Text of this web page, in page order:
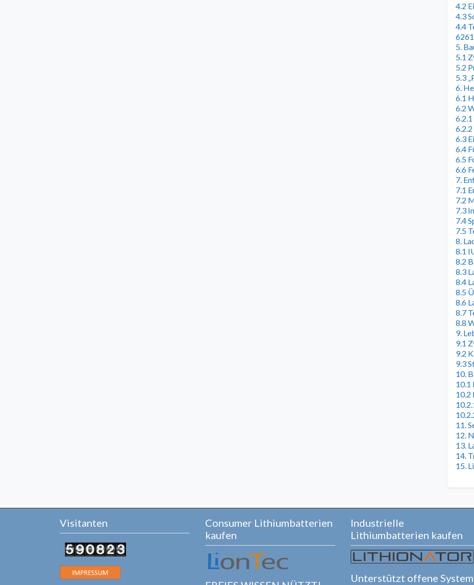
4.2
4.3
4.4
5.
5.1
5.2
5.3
6.
6.1
6.2
6.3
6.4
6.5
6.6
7.
7.1
7.2
7.3
7.4
7.5
8.
8.1
8.2
8.3
8.4
8.5
8.6
8.7
8.8
9.
9.1
9.2
9.3
10.
10.1
10.2
11.
12.
13.
14.
15.
Visitanten
Consumer Lithiumbatterien
kaufen
Industrielle
Lithiumbatterien kaufen
Unterstützt offene